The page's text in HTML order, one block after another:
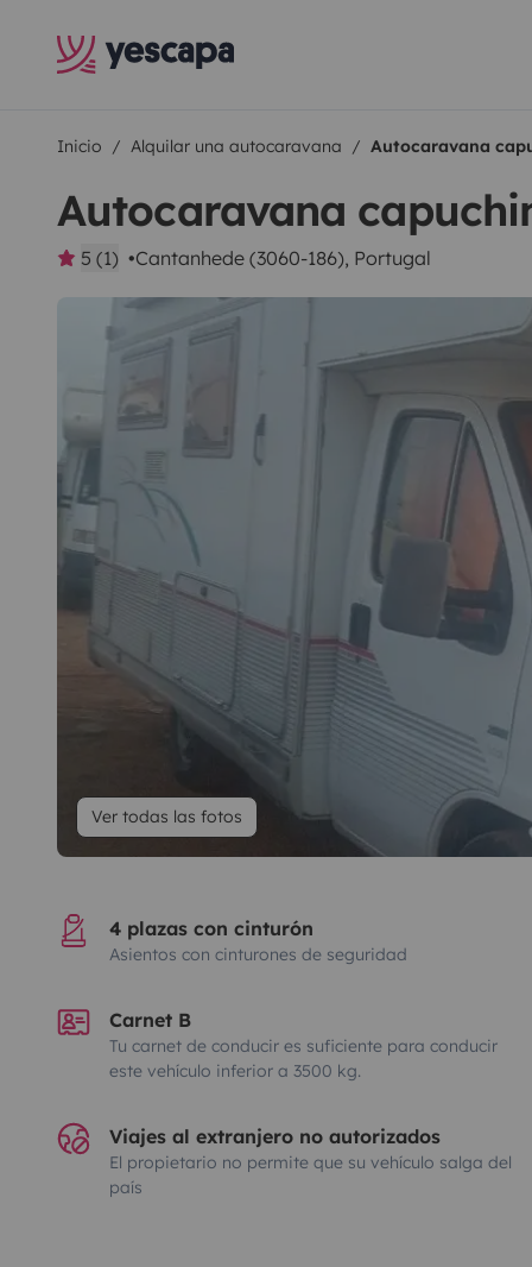
Inicio Alquilar una autocaravana Autocaravana
Autocaravana
5 (1) Cantanhede (3060-186), Portugal
Ver todas las fotos
4 plazas con cinturón
Asientos con cinturones de seguridad
Carnet B
Tu carnet de conducir es suficiente para conducir
este vehículo inferior a 3500 kg.
Viajes al extranjero no autorizados
El propietario no permite que su vehículo salga del
país